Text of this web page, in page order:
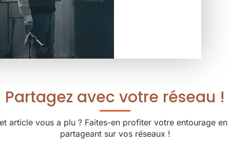
Partagez avec votre réseau !
article vous a plu ? Faites-en profiter votre entourage en
partageant sur vos réseaux !